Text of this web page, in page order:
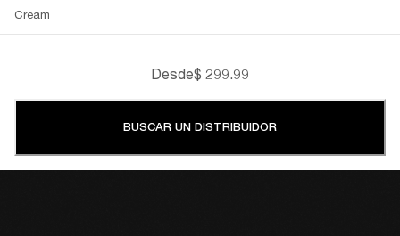
Cream
Desde$ 299.99
BUSCAR UN DISTRIBUIDOR